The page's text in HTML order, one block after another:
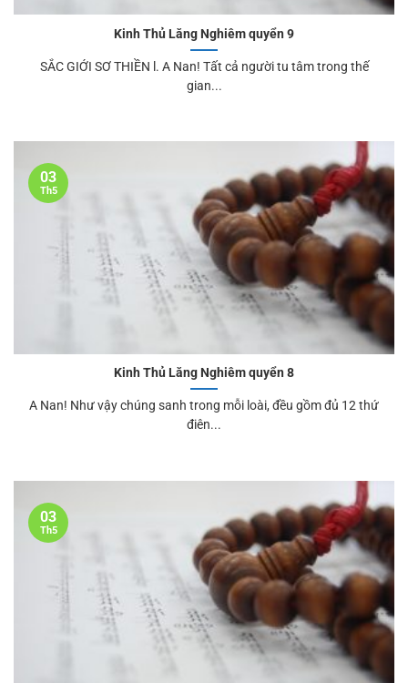
Kinh Thủ Lăng Nghiêm quyển 9
SẮC GIỚI SƠ THIỀN l. A Nan! Tất cả người tu tâm trong thế
gian...
Kinh Thủ Lăng Nghiêm quyển 8
A Nan! Như vậy chúng sanh trong mỗi loài, đều gồm đủ 12 thứ
điên...
03
Th5
03
Th5